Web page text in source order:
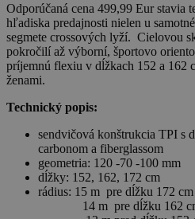
Odporúčaná cena 499,99 Eur stavia
hľadiska predajnosti nielen u
segmete crossových lyží. Cielovou
pokročilí až výborní, športovo
príjemnú flexiu v dĺžkach 152 a 162
ženami.
Technický popis:
sendvičová konštrukcia TPI s
carbonom a fiberglassom
geometria: 120 -70 -100 mm
dĺžky: 152, 162, 172 cm
rádius: 15 m pre dĺžku 172 cm
14 m pre dĺžku 162